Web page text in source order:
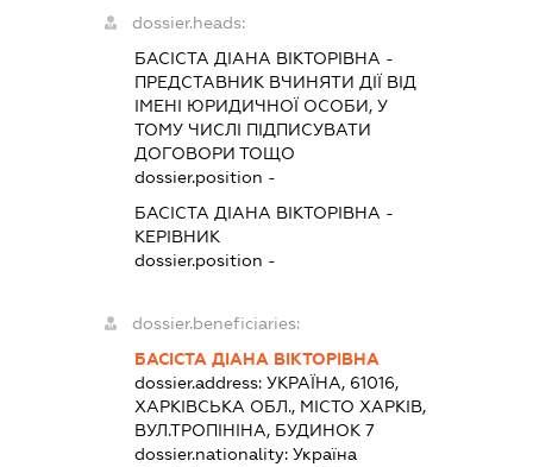
dossier.heads:
БАСІСТА ДІАНА ВІКТОРІВНА -
ПРЕДСТАВНИКВЧИНЯТИ ДІЇ ВІД
ІМЕНІ ЮРИДИЧНОЇ ОСОБИ, У
ТОМУ ЧИСЛІ ПІДПИСУВАТИ
ДОГОВОРИ ТОЩО
dossier.position -
БАСІСТА ДІАНА ВІКТОРІВНА -
КЕРІВНИК
dossier.position -
dossier.beneficiaries:
БАСІСТА ДІАНА ВІКТОРІВНА
dossier.address: УКРАЇНА, 61016,
ХАРКІВСЬКА ОБЛ., МІСТО ХАРКІВ,
ВУЛ.ТРОПІНІНА, БУДИНОК 7
dossier.nationality: Україна